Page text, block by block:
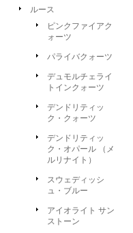
ルース
ピンクファイアク
ォーツ
パライバクォーツ
デュモルチェライ
トインクォーツ
デンドリティッ
ク・クォーツ
デンドリティッ
ク・オパール （メ
ルリナイト）
スウェディッシ
ュ・ブルー
アイオライト サン
ストーン